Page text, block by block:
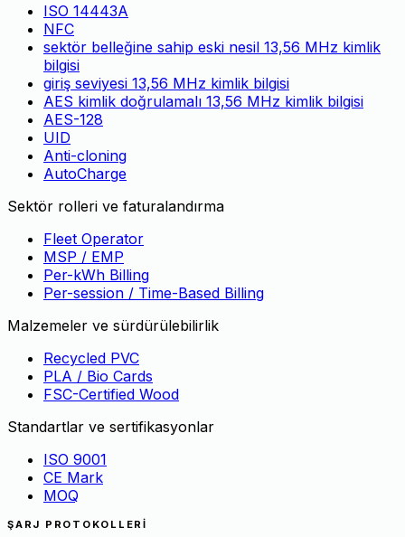
ISO 14443A
NFC
sektör belleğine sahip eski nesil 13,56 MHz kimlik
bilgisi
giriş seviyesi 13,56 MHz kimlik bilgisi
AES kimlik doğrulamalı 13,56 MHz kimlik bilgisi
AES-128
UID
Anti-cloning
AutoCharge
Sektör rolleri ve faturalandırma
Fleet Operator
MSP / EMP
Per-kWh Billing
Per-session / Time-Based Billing
Malzemeler ve sürdürülebilirlik
Recycled PVC
PLA / Bio Cards
FSC-Certified Wood
Standartlar ve sertifikasyonlar
ISO 9001
CE Mark
MOQ
ŞARJ PROTOKOLLERI